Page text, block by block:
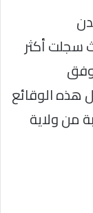
سجلت أكثر
جريمة قتل خلال عام 2025 وفق
هذه الوقائع
من ولاية